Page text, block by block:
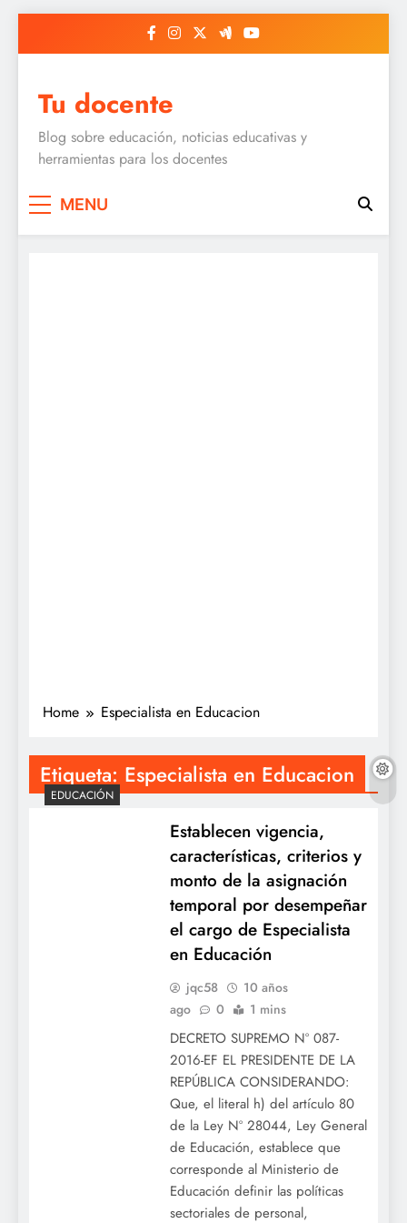
Tu docente
Blog sobre educación, noticias educativas y
herramientas para los docentes
MENU
Home Especialista en Educacion
Etiqueta: Especialista en Educacion
EDUCACIÓN
Establecen vigencia,
características, criterios y
monto de la asignación
temporal por desempeñar
el cargo de Especialista
en Educación
jqc58
10 años
ago
0 1 mins
DECRETO SUPREMO Nº 087-
2016-EF EL PRESIDENTE DE LA
REPÚBLICA CONSIDERANDO:
Que, el literal h) del artículo 80
de la Ley Nº 28044, Ley General
de Educación, establece que
corresponde al Ministerio de
Educación definir las políticas
sectoriales de personal,